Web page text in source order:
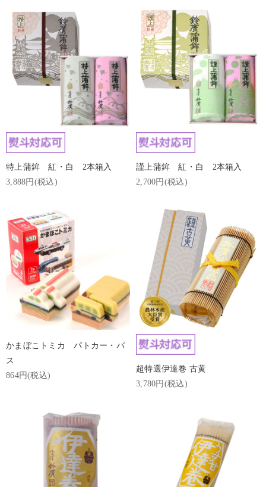
特上蒲鉾 紅・白 2本箱入
3,888円(税込)
謹上蒲鉾 紅・白 2本箱入
2,700円(税込)
かまぼこトミカ パトカー・バ
ス
864円(税込)
超特選伊達巻 古黄
3,780円(税込)